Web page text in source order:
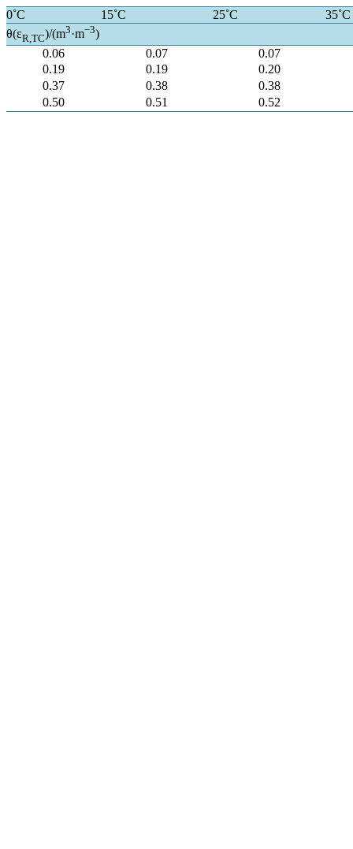
0˚C 15˚C 25˚C
35˚C
θ(εR,TC)/(m3·m−3)
0.06
0.07
0.07
0.19
0.19
0.20
0.37
0.38
0.38
0.50
0.51 0.52